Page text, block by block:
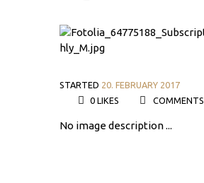
STARTED 20. FEBRUARY 2017
0LIKES COMMENTS
No image description ...